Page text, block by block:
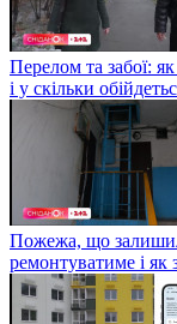
Перелом та забої:
і у скільки
Пожежа, що
ремонтуватиме і як